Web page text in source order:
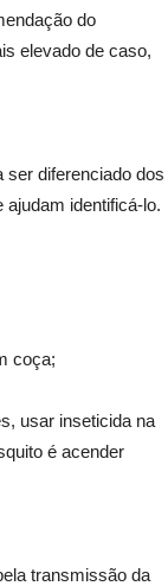
do
elevado de caso,
ser diferenciado dos
identificá-lo.
coça;
usar inseticida na
é acender
transmissão da